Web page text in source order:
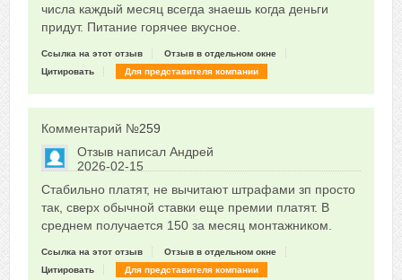
числа каждый месяц всегда знаешь когда деньги
придут. Питание горячее вкусное.
Ссылка на этот отзыв
Отзыв в отдельном окне
Цитировать
Для представителя компании
Комментарий №259
Отзыв написал Андрей
2026-02-15
0
Сказать друзьям об отзыве
Стабильно платят, не вычитают штрафами зп просто
так, сверх обычной ставки еще премии платят. В
среднем получается 150 за месяц монтажником.
Ссылка на этот отзыв
Отзыв в отдельном окне
Цитировать
Для представителя компании